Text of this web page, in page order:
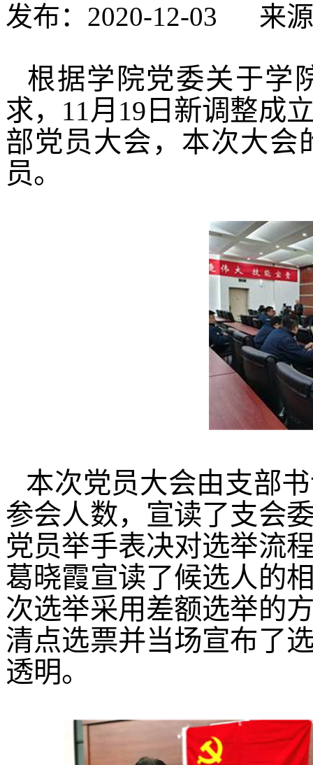
发布：2020-12-03 来
根据学院党委关于学
求， 11月 19 日新调整成
部党员大会，本次大会
员。
本次党员大会由支部
参会人数，宣读了支会
党员举手表决对选举流
葛晓霞宣读了候选人的
次选举采用差额选举的
清点选票并当场宣布了
透明。